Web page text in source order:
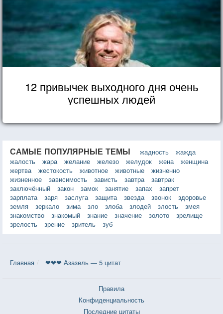
12 привычек выходного дня очень
успешных людей
САМЫЕ ПОПУЛЯРНЫЕ ТЕМЫ жадность
жажда
жалость
жара желание железо желудок жена
женщина
жертва
жестокость животное животные
жизненно
жизненное
зависимость зависть завтра
завтрак
заключённый
закон замок занятие запах
запрет
зарплата
заря заслуга защита звезда звонок
здоровье
земля
зеркало зима зло злоба злодей злость
змея
знакомство
знакомый знание значение золото
зрелище
зрелость
зрение зритель зуб
Главная ❤❤❤ Азазель — 5 цитат
Правила
Конфиденциальность
Последние цитаты